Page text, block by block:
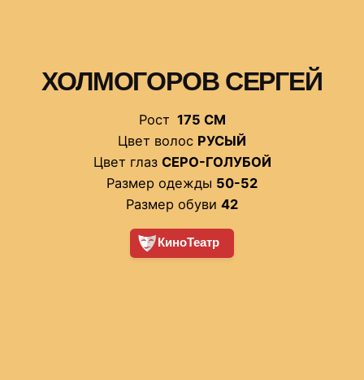
ХОЛМОГОРОВ СЕРГЕЙ
Рост 175 СМ
Цвет волос РУСЫЙ
Цвет глаз СЕРО-ГОЛУБОЙ
Размер одежды 50-52
Размер обуви 42
КиноТеатр